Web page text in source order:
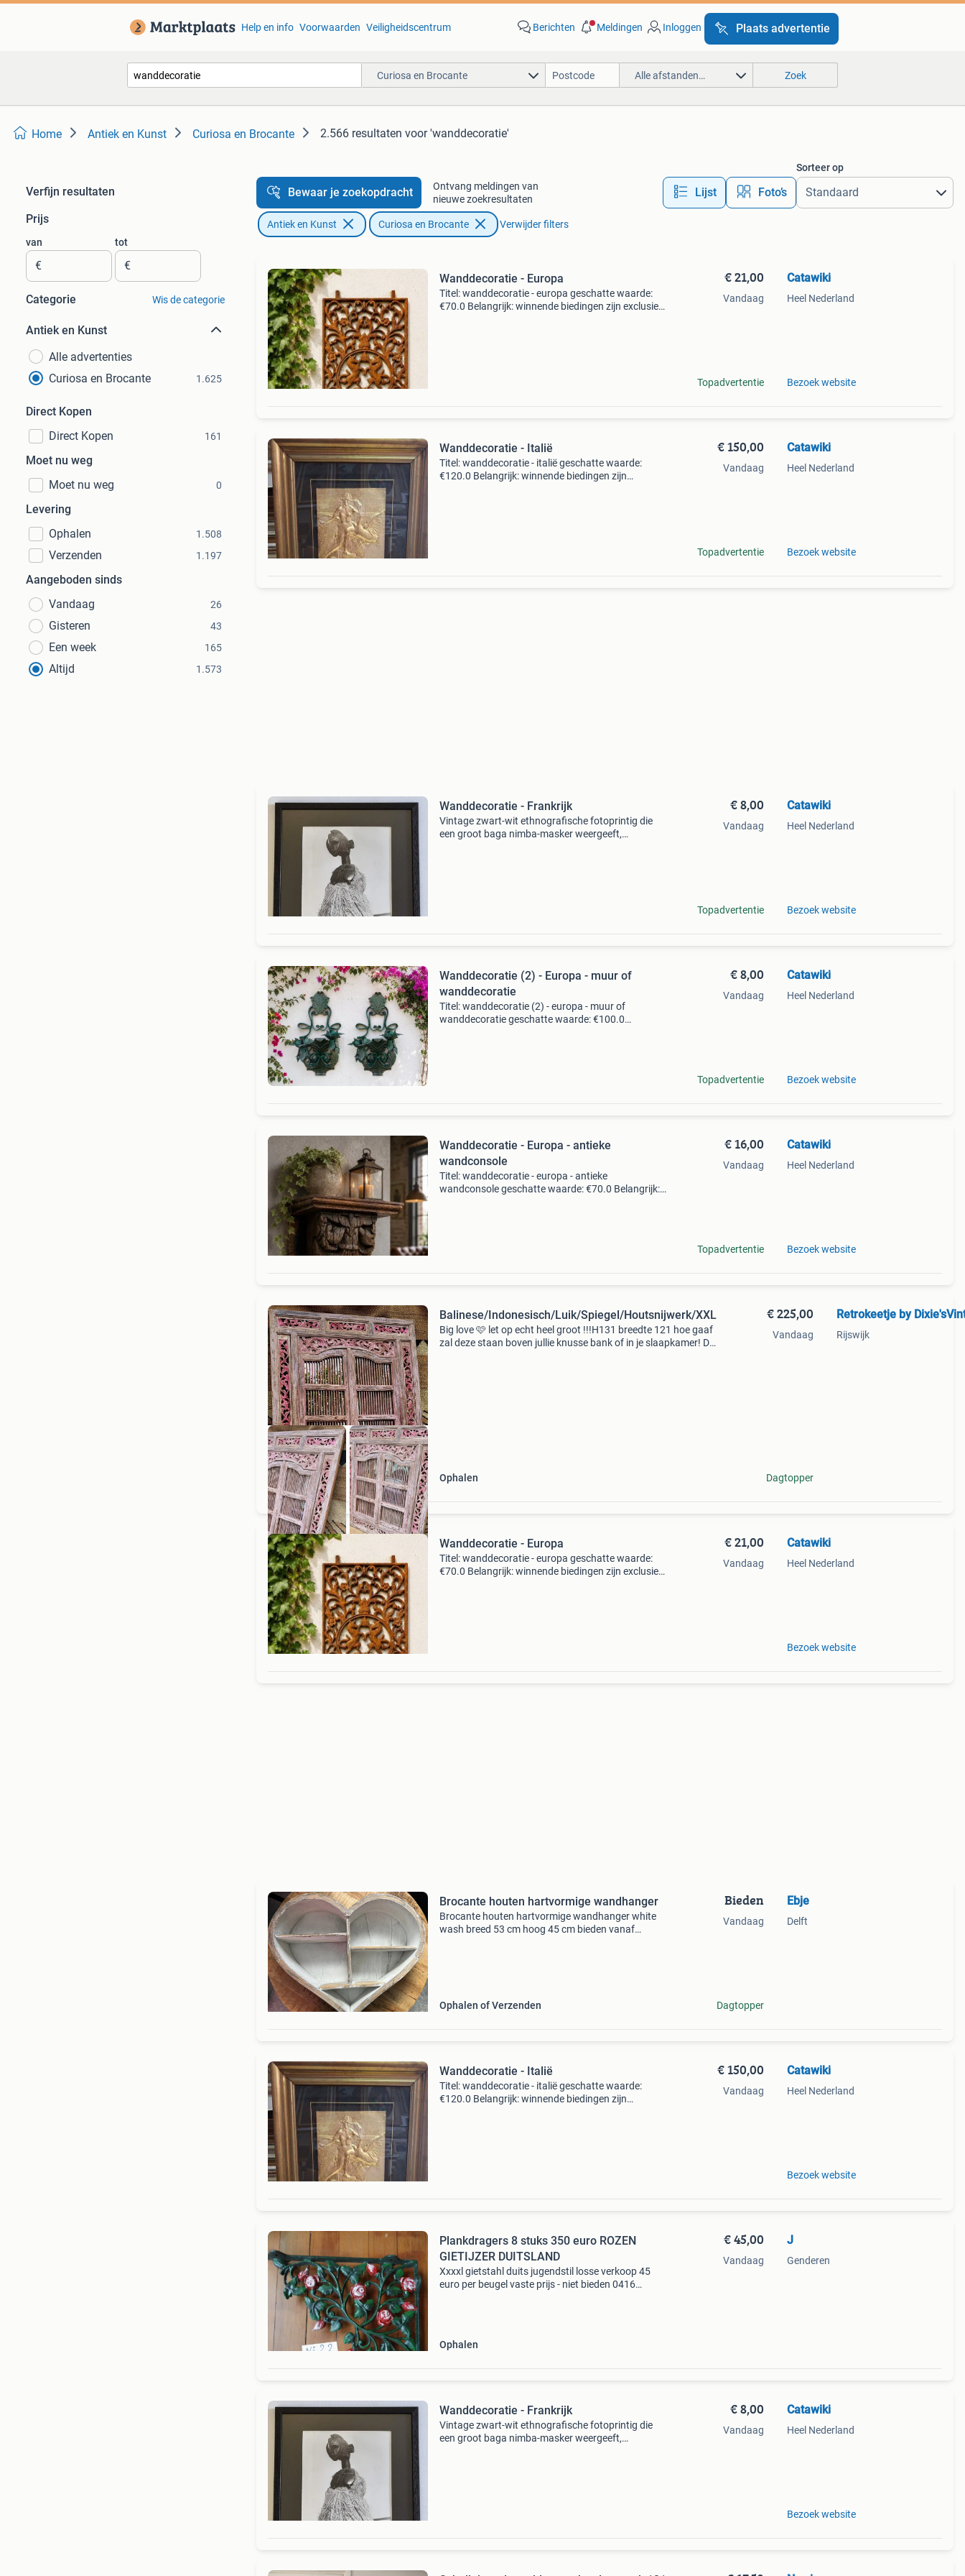
Help en info Voorwaarden Veiligheidscentrum Berichten Meldingen Inloggen Plaats advertentie
Curiosa en Brocante Alle afstanden… Zoek
Home Antiek en Kunst Curiosa en Brocante 2.566 resultaten voor 'wanddecoratie'
Verfijn resultaten
Prijs
van
€
tot
€
Categorie Wis de categorie
Antiek en Kunst
Alle advertenties
Curiosa en Brocante
1.625
Direct Kopen
Direct Kopen
161
Moet nu weg
Moet nu weg
0
Levering
Ophalen
1.508
Verzenden 1.197
Aangeboden sinds
Vandaag
26
Gisteren 43
Een week 165
Altijd 1.573
Bewaar je zoekopdracht
Ontvang meldingen van
nieuwe zoekresultaten
Lijst Foto’s
Sorteer op
Antiek en Kunst Curiosa en Brocante Verwijder filters
Wanddecoratie - Europa
Titel: wanddecoratie - europa geschatte waarde:
€70.0 Belangrijk: winnende biedingen zijn exclusief
€ 21,00
Vandaag
Topadvertentie
Catawiki
Heel Nederland
Bezoek website
Wanddecoratie - Italië
Titel: wanddecoratie - italië geschatte waarde:
€120.0 Belangrijk: winnende biedingen zijn
€ 150,00
Vandaag
Topadvertentie
Catawiki
Heel Nederland
Bezoek website
Wanddecoratie - Frankrijk
Vintage zwart-wit ethnografische fotoprintig die
een groot baga nimba-masker weergeeft,
€ 8,00
Vandaag
Topadvertentie
Catawiki
Heel Nederland
Bezoek website
Wanddecoratie (2) - Europa - muur of
wanddecoratie
Titel: wanddecoratie (2) - europa - muur of
wanddecoratie geschatte waarde: €100.0
€ 8,00
Vandaag
Topadvertentie
Catawiki
Heel Nederland
Bezoek website
Wanddecoratie - Europa - antieke
wandconsole
Titel: wanddecoratie - europa - antieke
wandconsole geschatte waarde: €70.0 Belangrijk:
€ 16,00
Vandaag
Topadvertentie
Catawiki
Heel Nederland
Bezoek website
Balinese/Indonesisch/Luik/Spiegel/Houtsnijwerk/XXL
Big love 🩷 let op echt heel groot !!!H131 breedte 121 hoe gaaf
zal deze staan boven jullie knusse bank of in je slaapkamer! De
Ophalen
€ 225,00
Vandaag
Dagtopper
Rijswijk
Wanddecoratie - Europa
Titel: wanddecoratie - europa geschatte waarde:
€70.0 Belangrijk: winnende biedingen zijn exclusief
€ 21,00
Vandaag
Catawiki
Heel Nederland
Bezoek website
Brocante houten hartvormige wandhanger
Brocante houten hartvormige wandhanger white
wash breed 53 cm hoog 45 cm bieden vanaf
Ophalen of Verzenden
Bieden
Vandaag
Dagtopper
Ebje
Delft
Wanddecoratie - Italië
Titel: wanddecoratie - italië geschatte waarde:
€120.0 Belangrijk: winnende biedingen zijn
€ 150,00
Vandaag
Catawiki
Heel Nederland
Bezoek website
Plankdragers 8 stuks 350 euro ROZEN
GIETIJZER DUITSLAND
Xxxxl gietstahl duits jugendstil losse verkoop 45
euro per beugel vaste prijs - niet bieden 0416
Ophalen
€ 45,00
Vandaag
J
Genderen
Wanddecoratie - Frankrijk
Vintage zwart-wit ethnografische fotoprintig die
een groot baga nimba-masker weergeeft,
€ 8,00
Vandaag
Catawiki
Heel Nederland
Bezoek website